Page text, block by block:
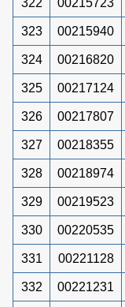
323 00215940
324 00216820
325 00217124
326 00217807
327 00218355
328 00218974
329 00219523
330 00220535
331 00221128
332 00221231